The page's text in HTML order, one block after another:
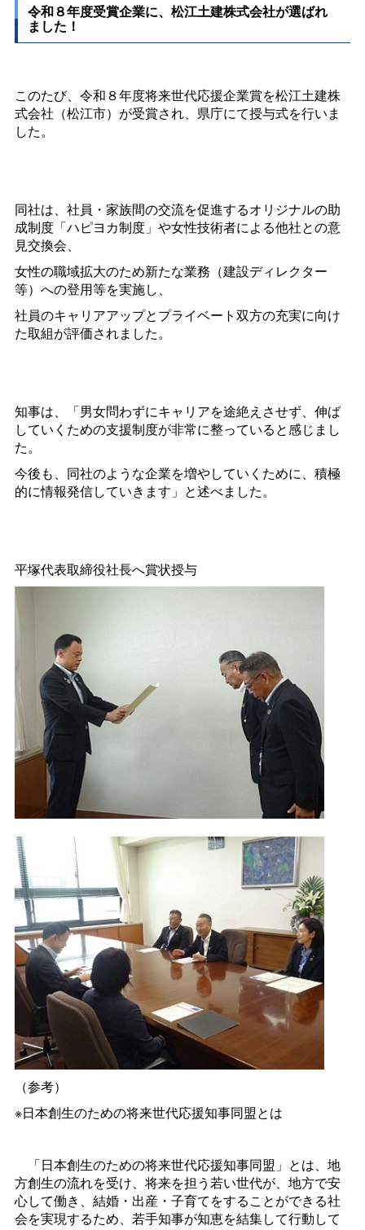
令和８年度受賞企業に、松江土建株式会社が選ばれ
ました！
このたび、令和８年度将来世代応援企業賞を松江土建株
式会社（松江市）が受賞され、県庁にて授与式を行いま
した。
同社は、社員・家族間の交流を促進するオリジナルの助
成制度「ハピヨカ制度」や女性技術者による他社との意
見交換会、
女性の職域拡大のため新たな業務（建設ディレクター
等）への登用等を実施し、
社員のキャリアアップとプライベート双方の充実に向け
た取組が評価されました。
知事は、「男女問わずにキャリアを途絶えさせず、伸ば
していくための支援制度が非常に整っていると感じまし
た。
今後も、同社のような企業を増やしていくために、積極
的に情報発信していきます」と述べました。
平塚代表取締役社長へ賞状授与
（参考）
※日本創生のための将来世代応援知事同盟とは
「日本創生のための将来世代応援知事同盟」とは、地
方創生の流れを受け、将来を担う若い世代が、地方で安
心して働き、結婚・出産・子育てをすることができる社
会を実現するため、若手知事が知恵を結集して行動して